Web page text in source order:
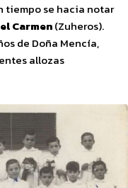
tiempo se hacia notar
Carmen(Zuheros).
de Doña Mencía,
allozas